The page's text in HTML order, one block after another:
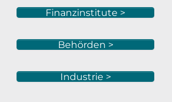
Finanzinstitute >
Behörden >
Industrie >